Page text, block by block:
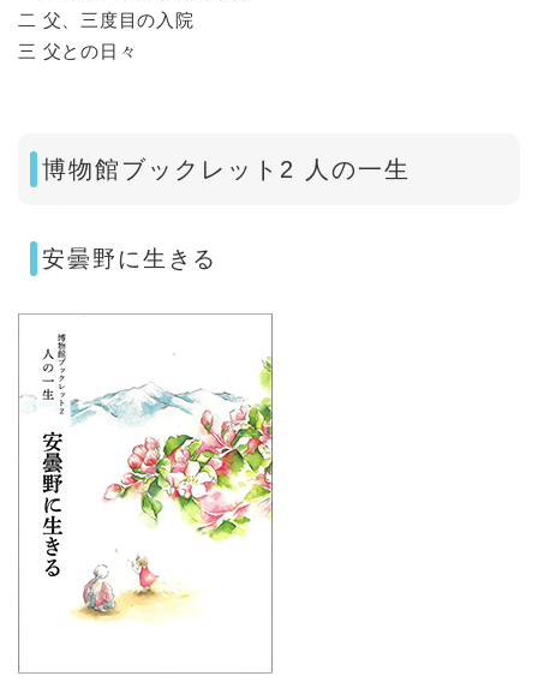
二 父、三度目の入院
三 父との日々​
博物館ブックレット2 人の一生
安曇野に生きる